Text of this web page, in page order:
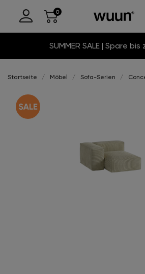
SUMMER SALE | Spare bis
Startseite Möbel Sofa-Serien